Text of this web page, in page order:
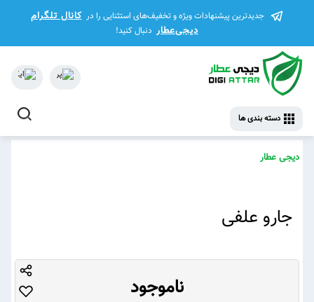
جدیدترین پیشنهادات ویژه و تخفیف‌های استثنایی را در کانال تلگرام
دیجی‌عطار دنبال کنید!
دسته بندی ها
دیجی عطار
جارو علفی
ناموجود